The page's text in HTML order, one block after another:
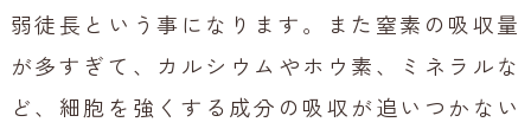
弱徒長という事になります。また窒素の吸収量
が多すぎて、カルシウムやホウ素、ミネラルな
ど、細胞を強くする成分の吸収が追いつかない